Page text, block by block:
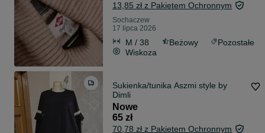
13,85 zł z Pakietem Ochronnym
Sochaczew
17 lipca 2026
M / 38 Beżowy
Pozostałe
Wiskoza
Sukienka/tunika Aszmi style by
Dimli
Nowe
65 zł
70,78 zł z Pakietem Ochronnym